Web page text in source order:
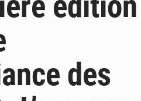
fret sahélien
double couronne à Abidjan
des